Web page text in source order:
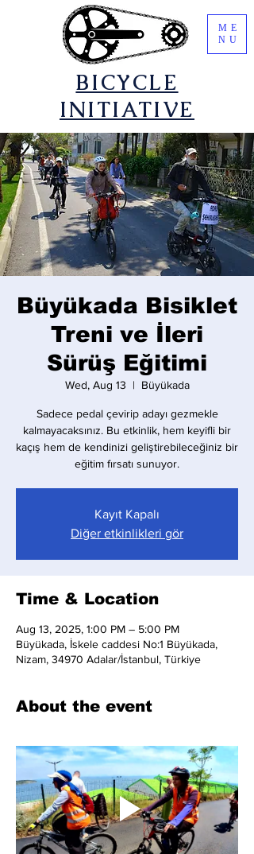
​BICYCLE
INITIATIVE
ME
NU
Büyükada Bisiklet
Treni ve İleri
Sürüş Eğitimi
Wed, Aug 13
  |
Büyükada
Sadece pedal çevirip adayı gezmekle
kalmayacaksınız. Bu etkinlik, hem keyifli bir
kaçış hem de kendinizi geliştirebileceğiniz bir
eğitim fırsatı sunuyor.
Kayıt Kapalı
Diğer etkinlikleri gör
Time & Location
Aug 13, 2025, 1:00 PM – 5:00 PM
Büyükada, İskele caddesi No:1 Büyükada,
Nizam, 34970 Adalar/İstanbul, Türkiye
About the event